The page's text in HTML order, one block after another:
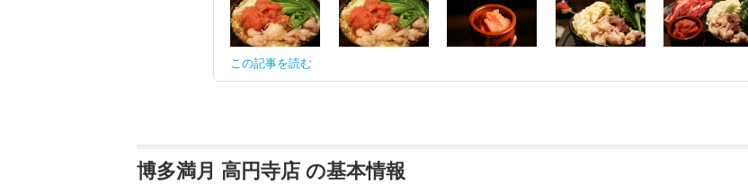
この記事を読む
博多満月 高円寺店 の基本情報